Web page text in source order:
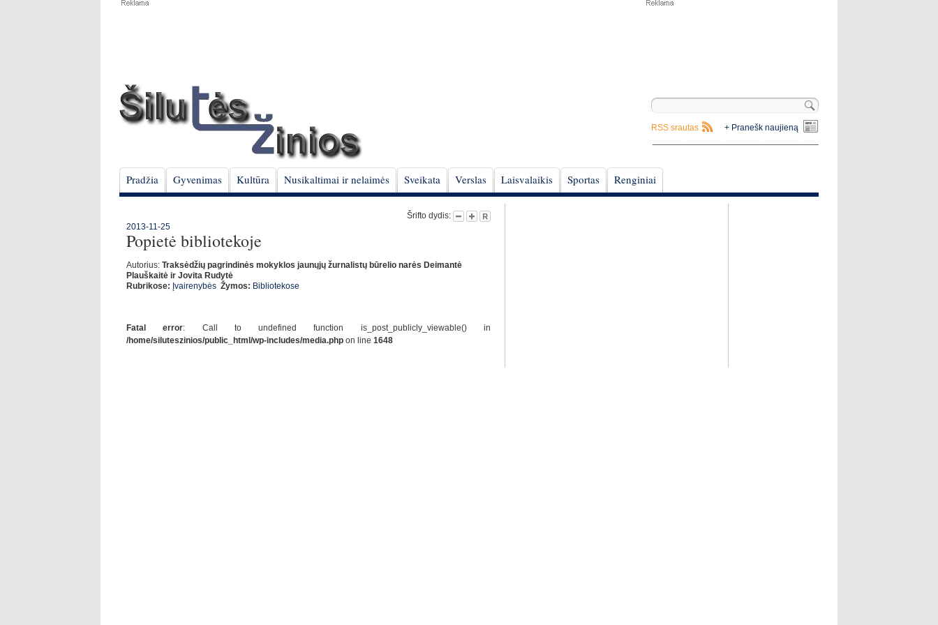
+ Pranešk naujieną
RSS srautas
Pradžia Gyvenimas Kultūra Nusikaltimai ir nelaimės Sveikata Verslas Laisvalaikis Sportas Renginiai
Šrifto dydis:
2013-11-25
Popietė bibliotekoje
Autorius: Traksėdžių pagrindinės mokyklos jaunųjų žurnalistų būrelio narės Deimantė
Plauškaitė ir Jovita Rudytė
Rubrikose: Įvairenybės Žymos: Bibliotekose
Fatal error: Call to undefined function is_post_publicly_viewable() in
/home/siluteszinios/public_html/wp-includes/media.php on line 1648